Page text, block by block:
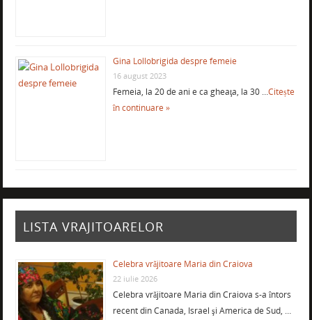
Gina Lollobrigida despre femeie
16 august 2023
Femeia, la 20 de ani e ca gheaţa, la 30 …Citește
în continuare »
LISTA VRAJITOARELOR
Celebra vrăjitoare Maria din Craiova
22 iulie 2026
Celebra vrăjitoare Maria din Craiova s-a întors
recent din Canada, Israel şi America de Sud, …